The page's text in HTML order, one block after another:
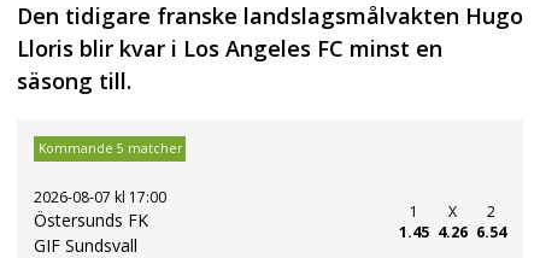
Den tidigare franske landslagsmålvakten Hugo
Lloris blir kvar i Los Angeles FC minst en
säsong till.
Kommande 5 matcher
2026-08-07 kl 17:00
Östersunds FK
GIF Sundsvall
1
1.45
X
4.26
2
6.54